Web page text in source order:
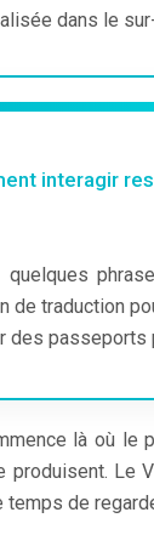
dans le
interagir
quelques
de traduction
des passeports
là où le
produisent. Le
temps de